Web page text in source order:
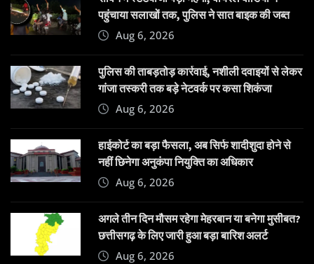
पहुंचाया सलाखों तक, पुलिस ने सात बाइक की जब्त
Aug 6, 2026
पुलिस की ताबड़तोड़ कार्रवाई, नशीली दवाइयों से लेकर
गांजा तस्करी तक बड़े नेटवर्क पर कसा शिकंजा
Aug 6, 2026
हाईकोर्ट का बड़ा फैसला, अब सिर्फ शादीशुदा होने से
नहीं छिनेगा अनुकंपा नियुक्ति का अधिकार
Aug 6, 2026
अगले तीन दिन मौसम रहेगा मेहरबान या बनेगा मुसीबत?
छत्तीसगढ़ के लिए जारी हुआ बड़ा बारिश अलर्ट
Aug 6, 2026